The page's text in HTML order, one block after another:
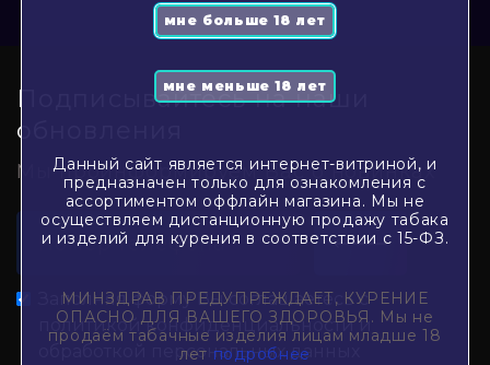
Подписывайтесь на наши
обновления
Мы проинформируем Вас о новинках
Заполняя форму Вы соглашаетесь с
политикой конфиденциальности и
обработкой персональных данных
Данный сайт является интернет-витриной, и
предназначен только для ознакомления с
ассортиментом оффлайн магазина. Мы не
осуществляем дистанционную продажу табака
и изделий для курения в соответствии с 15-ФЗ.
МИНЗДРАВ ПРЕДУПРЕЖДАЕТ, КУРЕНИЕ
ОПАСНО ДЛЯ ВАШЕГО ЗДОРОВЬЯ. Мы не
продаём табачные изделия лицам младше 18
лет подробнее